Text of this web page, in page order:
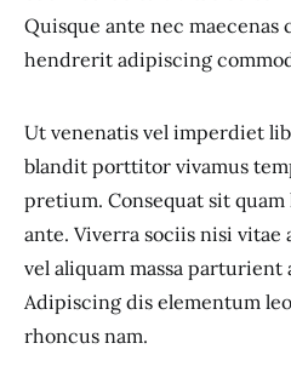
Quisque ante nec maecenas
hendrerit adipiscing
Ut venenatis vel imperdiet
blandit porttitor vivamus
pretium. Consequat sit
ante. Viverra sociis nisi vitae
vel aliquam massa parturient
Adipiscing dis elementum
rhoncus nam.